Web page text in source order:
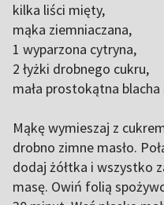
kilka liści mięty,
mąka ziemniaczana,
1 wyparzona cytryna,
2 łyżki drobnego cukru,
mała prostokątna
Mąkę wymieszaj z
drobno zimne masło.
dodaj żółtka i wszystko
masę. Owiń folią